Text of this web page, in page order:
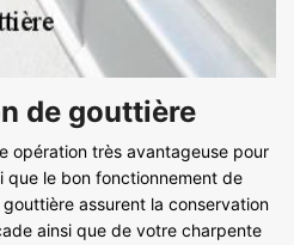
de gouttière
opération très avantageuse pour
le bon fonctionnement de
assurent la conservation
ainsi que de votre charpente